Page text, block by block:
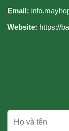
Email:
Website: https://